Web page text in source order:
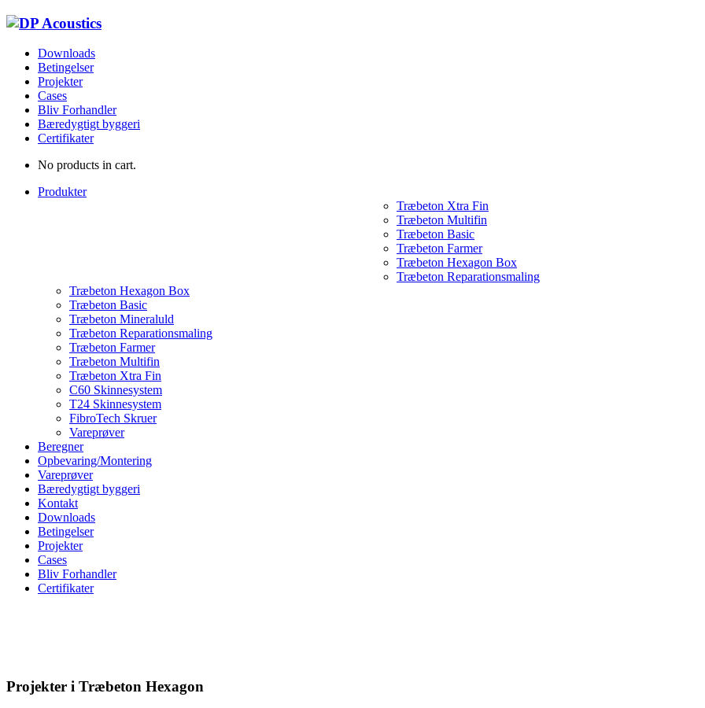
Downloads
Betingelser
Projekter
Cases
Bliv Forhandler
Bæredygtigt byggeri
Certifikater
No products in cart.
Produkter
Træbeton Hexagon Box
Træbeton Reparationsmaling
Træbeton Basic
Træbeton Farmer
Træbeton Multifin
Træbeton Xtra Fin
Træbeton Hexagon Box
Træbeton Basic
Træbeton Mineraluld
Træbeton Reparationsmaling
Træbeton Farmer
Træbeton Multifin
Træbeton Xtra Fin
C60 Skinnesystem
T24 Skinnesystem
FibroTech Skruer
Vareprøver
Beregner
Opbevaring/Montering
Vareprøver
Bæredygtigt byggeri
Kontakt
Downloads
Betingelser
Projekter
Cases
Bliv Forhandler
Certifikater
Projekter i Træbeton Hexagon